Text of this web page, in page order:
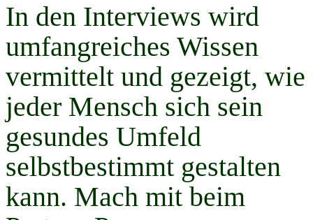
In den Interviews wird
umfangreiches Wissen
vermittelt und gezeigt, wie
jeder Mensch sich sein
gesundes Umfeld
selbstbestimmt gestalten
kann. Mach mit beim